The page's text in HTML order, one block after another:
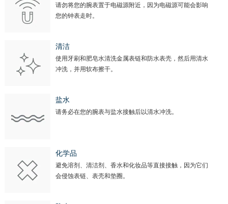
请勿将您的腕表置于电磁源附近，因为电磁源可能会影响
您的钟表走时。
清洁
使用牙刷和肥皂水清洗金属表链和防水表壳，然后用清水
冲洗，并用软布擦干。
盐水
请务必在您的腕表与盐水接触后以清水冲洗。
化学品
避免溶剂、清洁剂、香水和化妆品等直接接触，因为它们
会侵蚀表链、表壳和垫圈。